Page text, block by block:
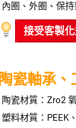
內圈、外圈、保
接受客製
陶瓷軸承
陶瓷材質：Zro2
塑料材質：PEEK